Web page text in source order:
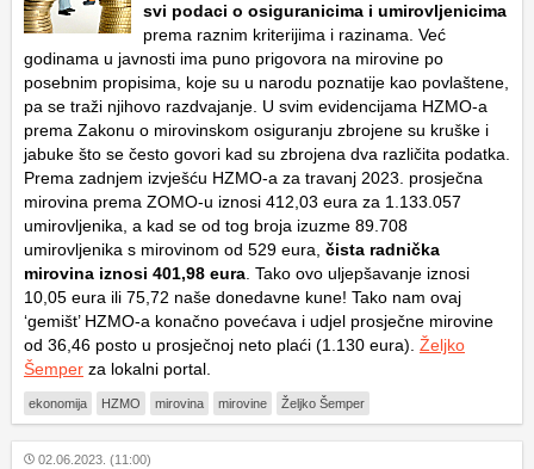
svi podaci o osiguranicima i umirovljenicima
prema raznim kriterijima i razinama. Već
godinama u javnosti ima puno prigovora na mirovine po
posebnim propisima, koje su u narodu poznatije kao povlaštene,
pa se traži njihovo razdvajanje. U svim evidencijama HZMO-a
prema Zakonu o mirovinskom osiguranju zbrojene su kruške i
jabuke što se često govori kad su zbrojena dva različita podatka.
Prema zadnjem izvješću HZMO-a za travanj 2023. prosječna
mirovina prema ZOMO-u iznosi 412,03 eura za 1.133.057
umirovljenika, a kad se od tog broja izuzme 89.708
umirovljenika s mirovinom od 529 eura, čista radnička
mirovina iznosi 401,98 eura . Tako ovo uljepšavanje iznosi
10,05 eura ili 75,72 naše donedavne kune! Tako nam ovaj
‘gemišt’ HZMO-a konačno povećava i udjel prosječne mirovine
od 36,46 posto u prosječnoj neto plaći (1.130 eura). Željko
Šemper za lokalni portal.
ekonomija HZMO mirovina mirovine Željko Šemper
02.06.2023. (11:00)